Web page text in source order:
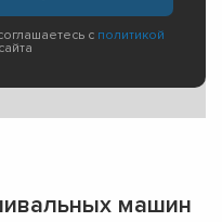
с политикой
машин